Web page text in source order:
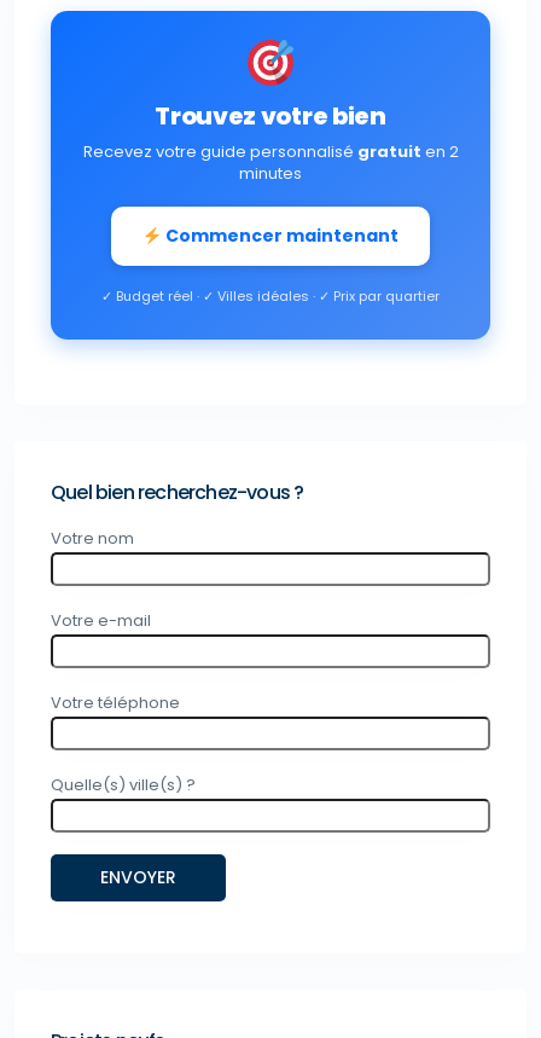
Trouvez votre bien
Recevez votre guide personnalisé gratuit en 2
minutes
Commencer maintenant
✓ Budget réel · ✓ Villes idéales · ✓ Prix par quartier
Quel bien recherchez-vous ?
Votre nom
Votre e-mail
Votre téléphone
Quelle(s) ville(s) ?